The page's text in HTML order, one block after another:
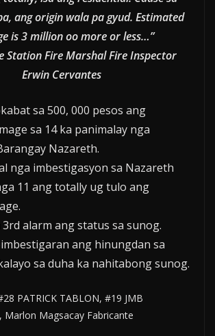
ang origin wala pa gyud. Estimated
is 3 million oo more or less…”
Station Fire Marshal Fire Inspector
Erwin Cervantes
sa 500, 000 pesos ang
sa 14 ka panimalay nga
Nazareth.
nga imbestigasyon sa Nazareth
11 ang totally ug tulo ang
3rd alarm ang status sa sunog.
ang hinungdan sa
sa duha ka nahitabong sunog.
PATRICK TABLON, #19 JMB
Marlon Magsacay Fabricante